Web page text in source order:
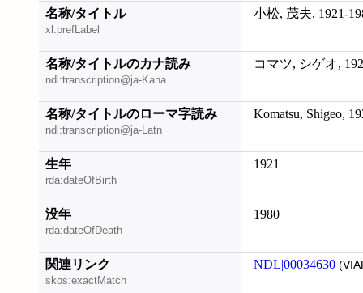
名称/タイトル
xl:prefLabel
小松, 茂夫, 1921-
名称/タイトルのカナ読み
ndl:transcription@ja-Kana
コマツ, シゲオ,
名称/タイトルのローマ字読み
ndl:transcription@ja-Latn
Komatsu, Shigeo,
生年
rda:dateOfBirth
1921
没年
rda:dateOfDeath
1980
関連リンク
skos:exactMatch
NDL|00034630